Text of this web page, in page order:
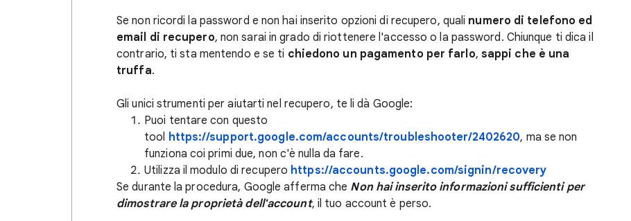
Se non ricordi la password e non hai inserito opzioni di recupero, quali numero di telefono ed
email di recupero, non sarai in grado di riottenere l'accesso o la password. Chiunque ti dica il
contrario, ti sta mentendo e se ti chiedono un pagamento per farlo, sappi che è una
truffa.
Gli unici strumenti per aiutarti nel recupero, te li dà Google:
Puoi tentare con questo
tool https://support.google.com/accounts/troubleshooter/2402620, ma se non
funziona coi primi due, non c'è nulla da fare.
Utilizza il modulo di recupero https://accounts.google.com/signin/recovery
Se durante la procedura, Google afferma che Non hai inserito informazioni sufficienti per
dimostrare la proprietà dell'account, il tuo account è perso.